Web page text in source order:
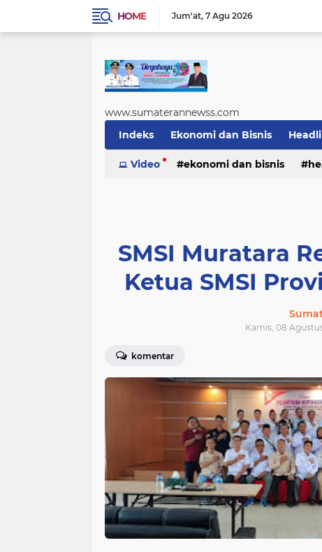
HOME Jum'at 7 Agu 2026
www.sumaterannewss.com
Indeks
Ekonomi dan Bisnis
Sosial dan Budaya Sumsel Update
Video ekonomi dan bisnis
SMSI Muratara
Ketua SMSI
Kamis, 08
komentar